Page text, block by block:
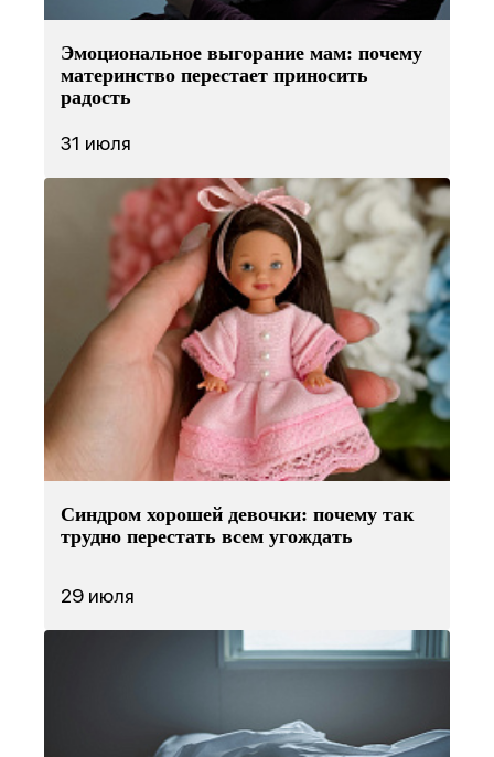
Эмоциональное выгорание мам: почему
материнство перестает приносить
радость
31 июля
Синдром хорошей девочки: почему так
трудно перестать всем угождать
29 июля